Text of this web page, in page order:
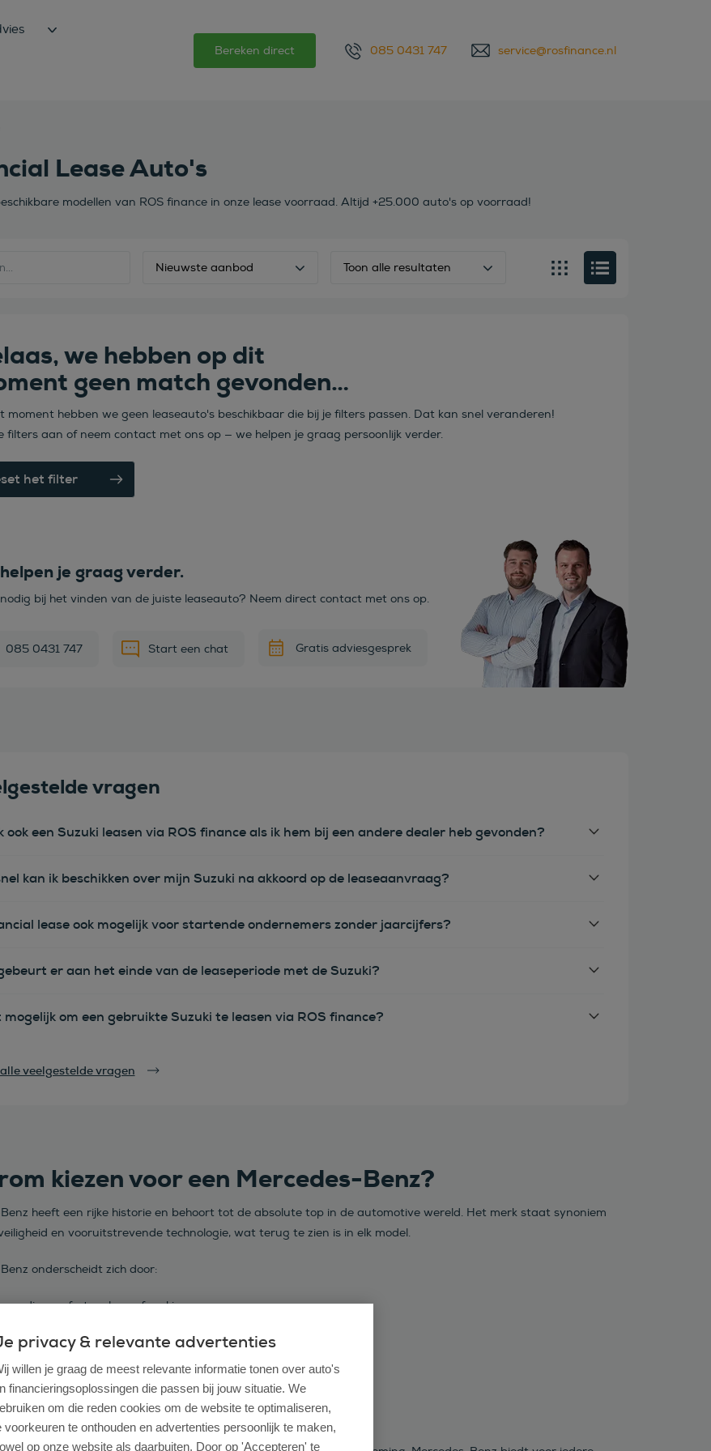
Bereken direct 085 0431 747 service@rosfinance.nl
Lease Auto's
modellen van ROS finance in onze lease voorraad. Altijd +25.000 auto's op voorraad!
Nieuwste aanbod Toon alle resultaten
we hebben op dit
geen match gevonden…
moment hebben we geen leaseauto's beschikbaar die bij je filters passen. Dat kan snel veranderen!
filters aan of neem contact met ons op — we helpen je graag persoonlijk verder.
het filter
je graag verder.
bij het vinden van de juiste leaseauto? Neem direct contact met ons op.
085 0431 747 Start een chat Gratis adviesgesprek
vragen
ook een Suzuki leasen via ROS finance als ik hem bij een andere dealer heb gevonden?
kan ik beschikken over mijn Suzuki na akkoord op de leaseaanvraag?
lease ook mogelijk voor startende ondernemers zonder jaarcijfers?
er aan het einde van de leaseperiode met de Suzuki?
mogelijk om een gebruikte Suzuki te leasen via ROS finance?
alle veelgestelde vragen
kiezen voor een Mercedes-Benz?
heeft een rijke historie en behoort tot de absolute top in de automotive wereld. Het merk staat synoniem
en vooruitstrevende technologie, wat terug te zien is in elk model.
onderscheidt zich door:
comfort en luxe afwerking
veiligheidssystemen en rijassistentie
en hybride modellen gericht op de toekomst
privacy & relevante advertenties
willen je graag de meest relevante informatie tonen over auto's
financieringsoplossingen die passen bij jouw situatie. We
om die reden cookies om de website te optimaliseren,
voorkeuren te onthouden en advertenties persoonlijk te maken,
op onze website als daarbuiten. Door op 'Accepteren' te